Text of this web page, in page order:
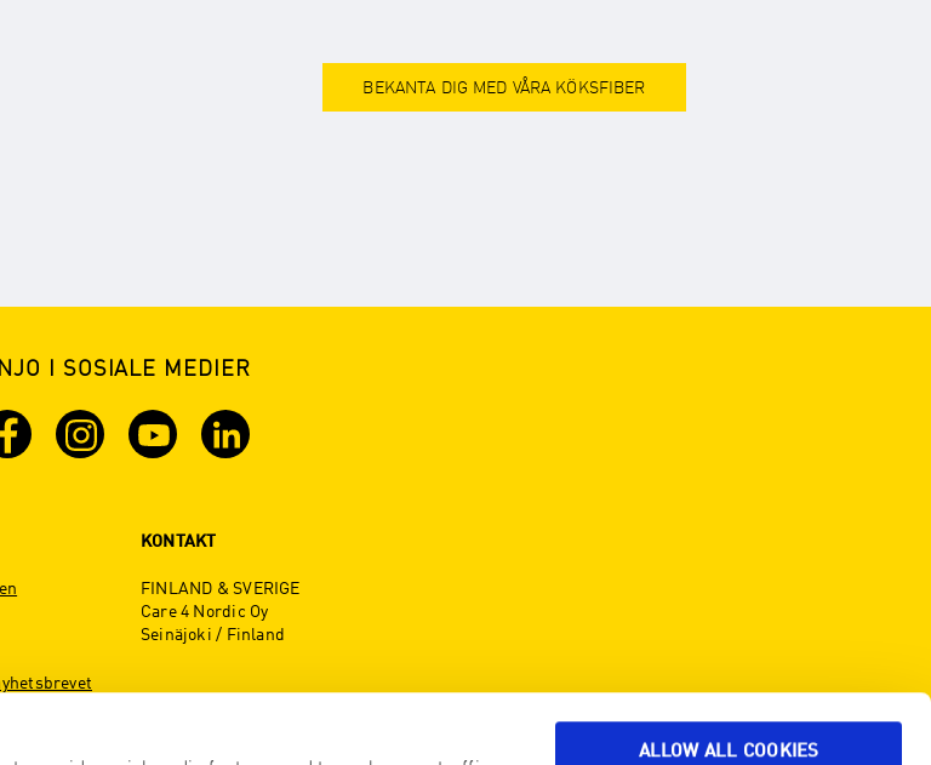
ALLOW ALL COOKIES
BEKANTA DIG MED VÅRA KÖKSFIBER
I SOSIALE MEDIER
KONTAKT
FINLAND & SVERIGE
Care 4 Nordic Oy
Seinäjoki / Finland